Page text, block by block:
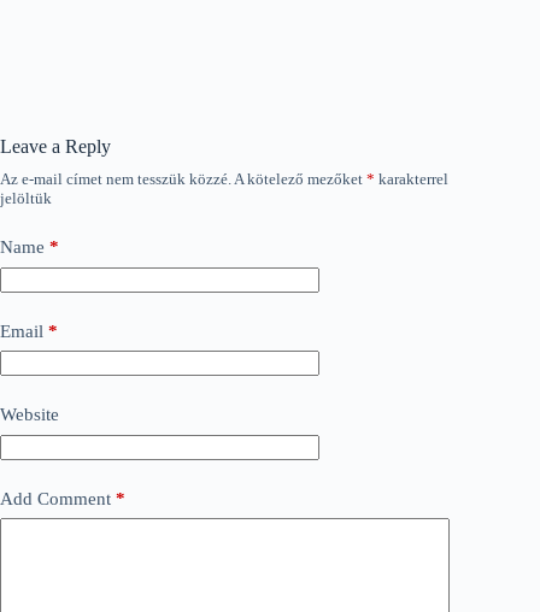
Leave a Reply
Az e-mail címet nem tesszük közzé.A kötelező mezőket * karakterrel
jelöltük
Name *
Email *
Website
Add Comment *